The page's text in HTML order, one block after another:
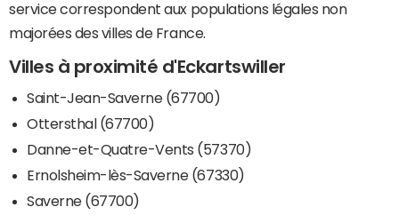
service correspondent aux populations légales non
majorées des villes de France.
Villes à proximité d'Eckartswiller
Saint-Jean-Saverne (67700)
Ottersthal (67700)
Danne-et-Quatre-Vents (57370)
Ernolsheim-lès-Saverne (67330)
Saverne (67700)